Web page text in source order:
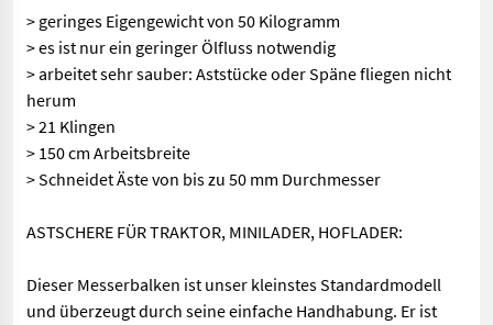
> geringes Eigengewicht von 50 Kilogramm
> es ist nur ein geringer Ölfluss notwendig
> arbeitet sehr sauber: Aststücke oder Späne fliegen nicht
herum
> 21 Klingen
> 150 cm Arbeitsbreite
> Schneidet Äste von bis zu 50 mm Durchmesser
ASTSCHERE FÜR TRAKTOR, MINILADER, HOFLADER:
Dieser Messerbalken ist unser kleinstes Standardmodell
und überzeugt durch seine einfache Handhabung. Er ist